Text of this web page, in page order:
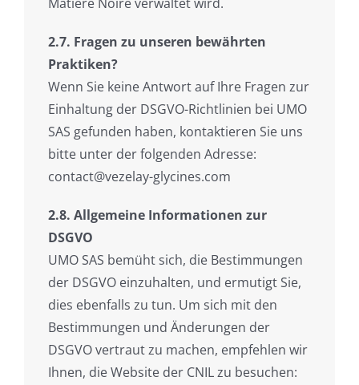
2.7. Fragen zu unseren bewährten
Praktiken?
Wenn Sie keine Antwort auf Ihre Fragen zur
Einhaltung der DSGVO-Richtlinien bei UMO
SAS gefunden haben, kontaktieren Sie uns
bitte unter der folgenden Adresse:
contact@vezelay-glycines.com
2.8. Allgemeine Informationen zur
DSGVO
UMO SAS bemüht sich, die Bestimmungen
der DSGVO einzuhalten, und ermutigt Sie,
dies ebenfalls zu tun. Um sich mit den
Bestimmungen und Änderungen der
DSGVO vertraut zu machen, empfehlen wir
Ihnen, die Website der CNIL zu besuchen: